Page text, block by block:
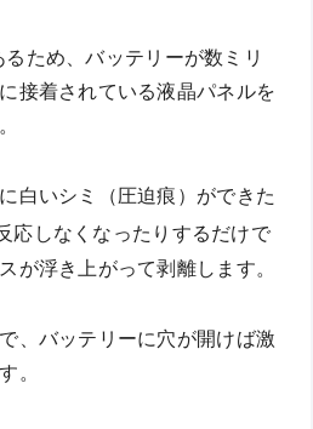
ため、バッテリーが数ミリ
接着されている液晶パネルを
白いシミ（圧迫痕）ができた
応しなくなったりするだけで
が浮き上がって剥離します。
、バッテリーに穴が開けば激
。